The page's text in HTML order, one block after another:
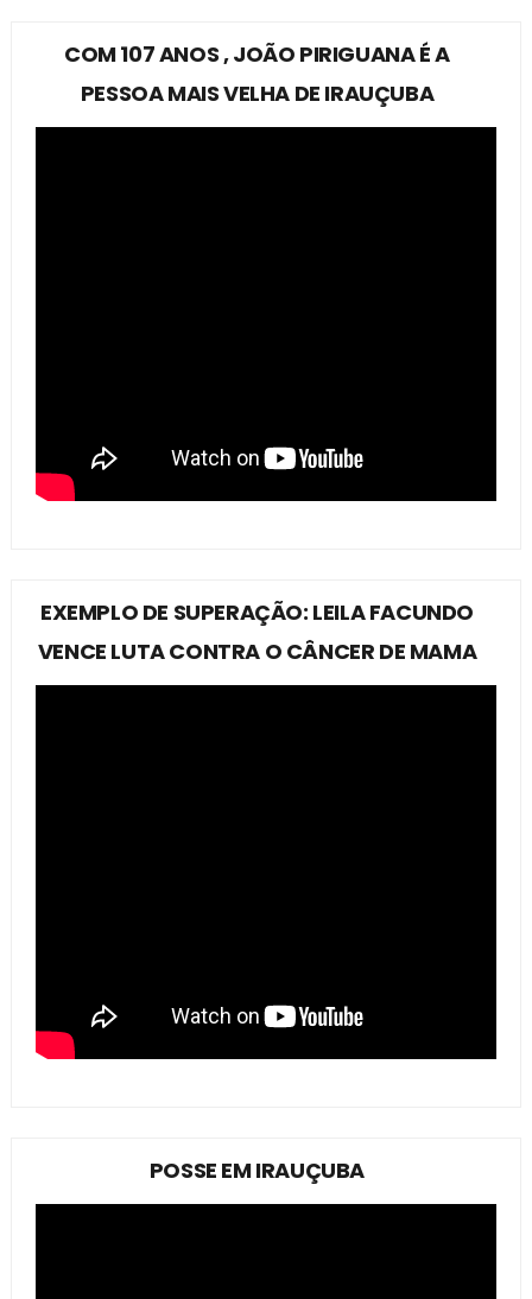
COM 107 ANOS , JOÃO PIRIGUANA É A
PESSOA MAIS VELHA DE IRAUÇUBA
EXEMPLO DE SUPERAÇÃO: LEILA FACUNDO
VENCE LUTA CONTRA O CÂNCER DE MAMA
POSSE EM IRAUÇUBA